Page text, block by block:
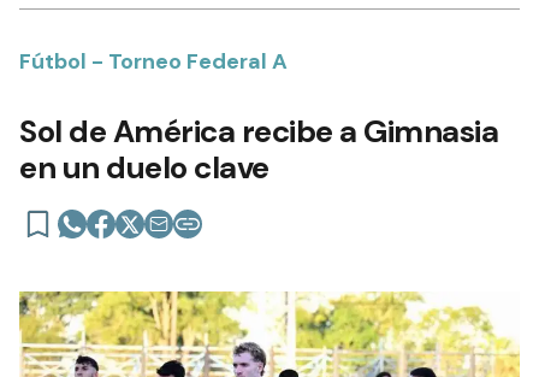
Fútbol - Torneo Federal A
Sol de América recibe a Gimnasia
en un duelo clave